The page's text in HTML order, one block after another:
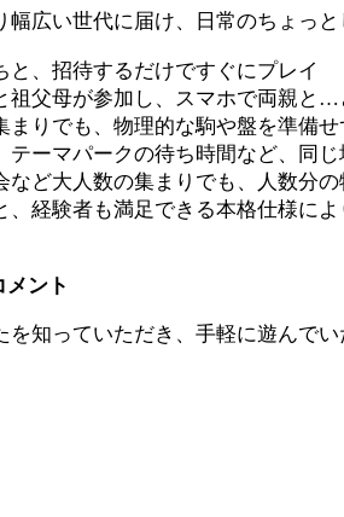
広い世代に届け、日常のちょっ
、招待するだけですぐにプレイ
祖父母が参加し、スマホで両親と
りでも、物理的な駒や盤を準備
ーマパークの待ち時間など、同
ど大人数の集まりでも、人数分
経験者も満足できる本格仕様に
ント
知っていただき、手軽に遊んで